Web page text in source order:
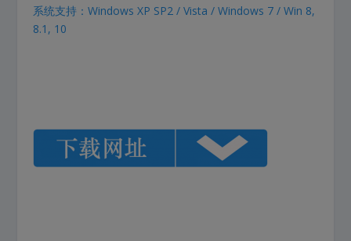
系统支持：Windows XP SP2 / Vista / Windows 7 / Win 8,
8.1, 10